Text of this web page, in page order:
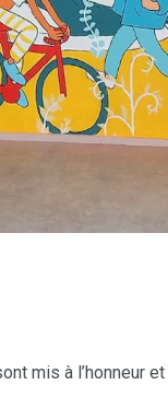
mis à l’honneur